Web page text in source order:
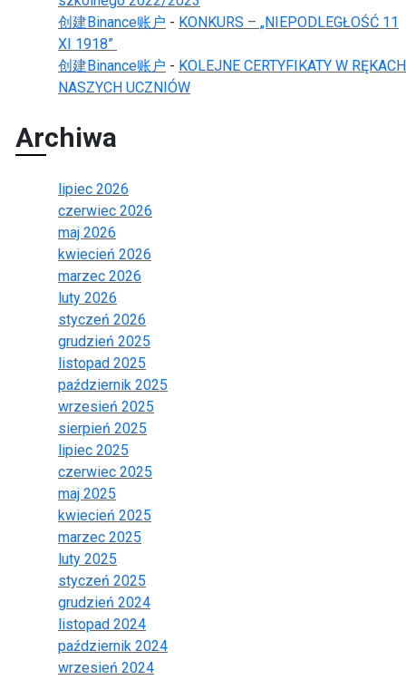
创建Binance账户 - KONKURS – „NIEPODLEGŁOŚĆ 11
XI 1918”
创建Binance账户 - KOLEJNE CERTYFIKATY W RĘKACH
NASZYCH UCZNIÓW
Archiwa
lipiec 2026
czerwiec 2026
maj 2026
kwiecień 2026
marzec 2026
luty 2026
styczeń 2026
grudzień 2025
listopad 2025
październik 2025
wrzesień 2025
sierpień 2025
lipiec 2025
czerwiec 2025
maj 2025
kwiecień 2025
marzec 2025
luty 2025
styczeń 2025
grudzień 2024
listopad 2024
październik 2024
wrzesień 2024